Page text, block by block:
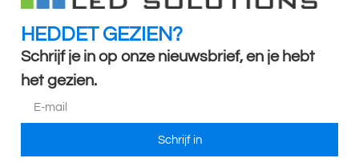
HEDDET GEZIEN?
Schrijf je in op onze nieuwsbrief, en je hebt
het gezien.
Schrijf in